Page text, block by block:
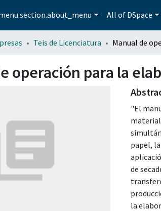
All of DSpace
Teis de Licenciatura
operación para la
"El
papel,
de
la